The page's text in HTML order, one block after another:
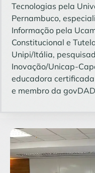
Tecnologias pela
Pernambuco,
Informação pela
Constitucional e
Unipi/Itália,
Inovação/Unicap-
educadora
e membro da